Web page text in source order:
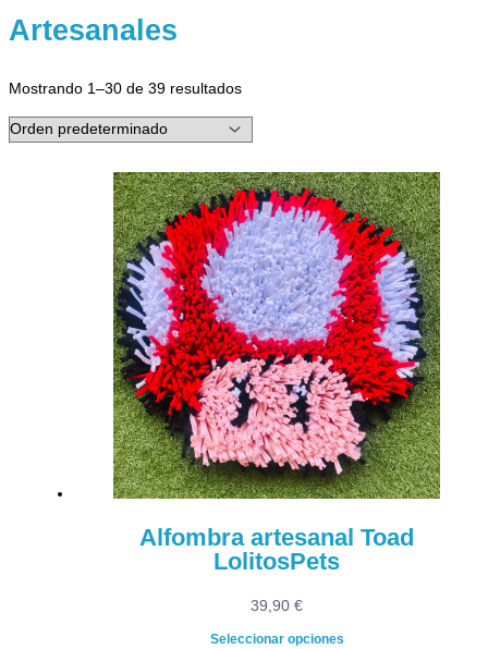
Artesanales
Mostrando 1–30 de 39 resultados
Alfombra artesanal Toad
LolitosPets
39,90 €
Seleccionar opciones